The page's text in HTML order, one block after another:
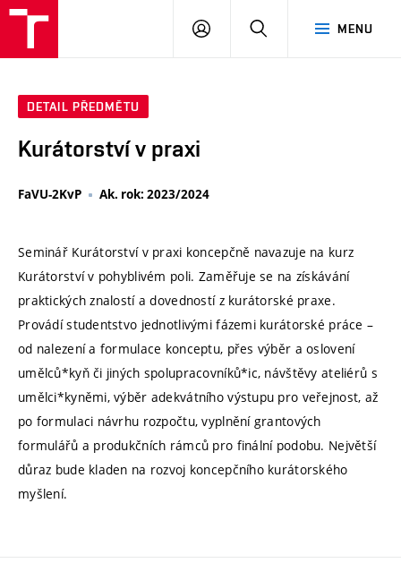
MENU
PŘIHLÁSIT
DETAIL PŘEDMĚTU
Kurátorství v praxi
FaVU-2KvP Ak. rok: 2023/2024
Seminář Kurátorství v praxi koncepčně navazuje na kurz
Kurátorství v pohyblivém poli. Zaměřuje se na získávání
praktických znalostí a dovedností z kurátorské praxe.
Provádí studentstvo jednotlivými fázemi kurátorské práce –
od nalezení a formulace konceptu, přes výběr a oslovení
umělců*kyň či jiných spolupracovníků*ic, návštěvy ateliérů s
umělci*kyněmi, výběr adekvátního výstupu pro veřejnost, až
po formulaci návrhu rozpočtu, vyplnění grantových
formulářů a produkčních rámců pro finální podobu. Největší
důraz bude kladen na rozvoj koncepčního kurátorského
myšlení.